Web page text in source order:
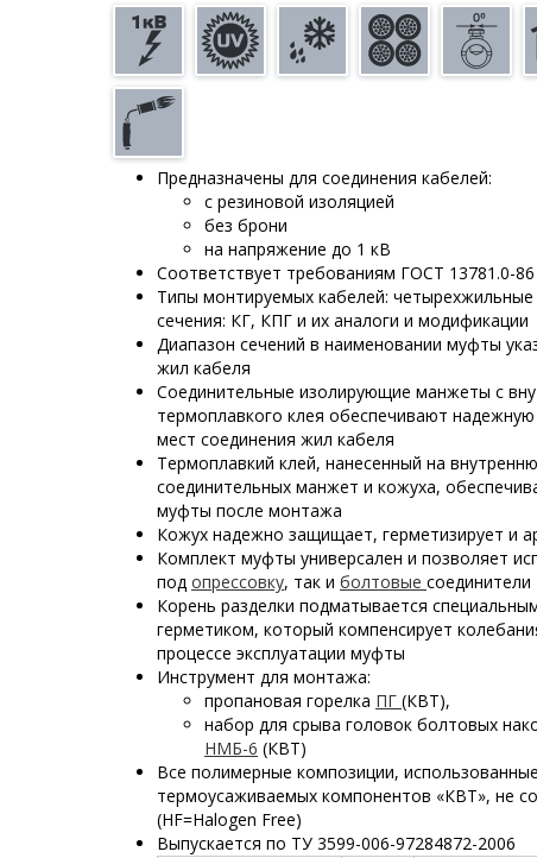
Предназначены для соединения кабелей:
с резиновой изоляцией
без брони
на напряжение до 1 кВ
Соответствует требованиям ГОСТ 13781.0-86
Типы монтируемых кабелей:
сечения: КГ, КПГ и их аналоги и модификации
Диапазон сечений в наименовании муфты
жил кабеля
Соединительные изолирующие манжеты с
термоплавкого клея обеспечивают
мест соединения жил кабеля
Термоплавкий клей, нанесенный на
соединительных манжет и кожуха,
муфты после монтажа
Кожух надежно защищает, герметизирует и
Комплект муфты универсален и позволяет
под опрессовку, так и болтовые соединители
Корень разделки подматывается
герметиком, который компенсирует
процессе эксплуатации муфты
Инструмент для монтажа:
пропановая горелка ПГ (КВТ),
набор для срыва головок болтовых
НМБ-6 (КВТ)
Все полимерные композиции,
термоусаживаемых компонентов «КВТ», не
(HF=Halogen Free)
Выпускается по ТУ 3599-006-97284872-2006